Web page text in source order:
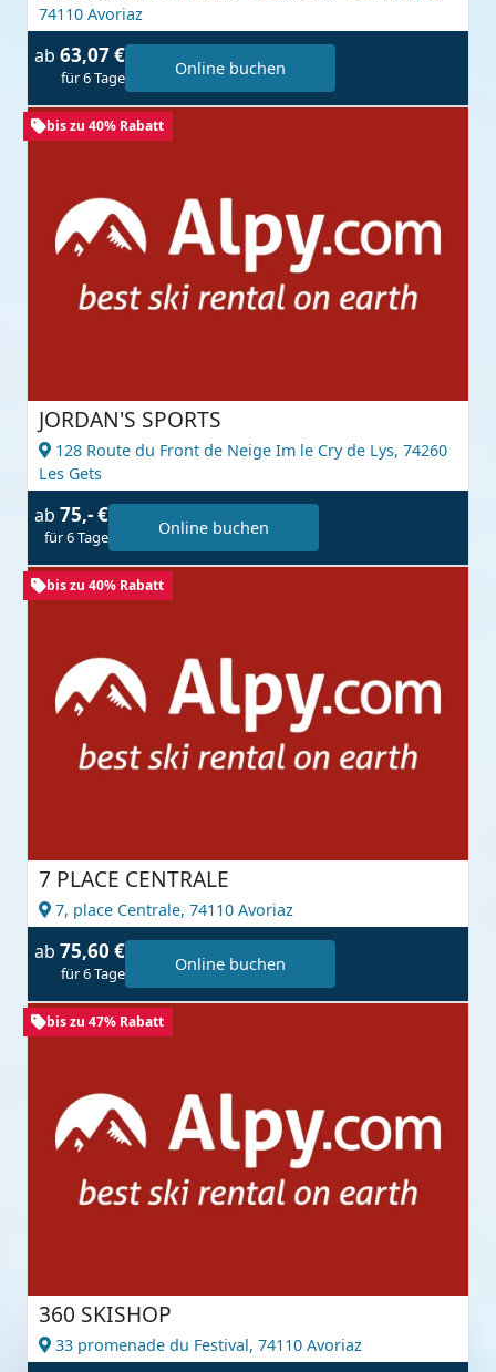
74110 Avoriaz
ab 63,07 €
für 6 Tage Online buchen
bis zu 40% Rabatt
JORDAN'S SPORTS
128 Route du Front de Neige Im le Cry de Lys, 74260
Les Gets
ab 75,- €
für 6 Tage Online buchen
bis zu 40% Rabatt
7 PLACE CENTRALE
7, place Centrale, 74110 Avoriaz
ab 75,60 €
für 6 Tage Online buchen
bis zu 47% Rabatt
360 SKISHOP
33 promenade du Festival, 74110 Avoriaz